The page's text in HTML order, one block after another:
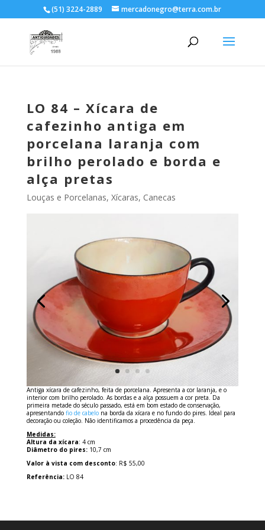
(51) 3224-2889 mercadonegro@terra.com.br
LO 84 – Xícara de
cafezinho antiga em
porcelana laranja com
brilho perolado e borda e
alça pretas
Louças e Porcelanas, Xícaras, Canecas
Antiga xícara de cafezinho, feita de porcelana. Apresenta a cor laranja, e o
interior com brilho perolado. As bordas e a alça possuem a cor preta. Da
primeira metade do século passado, está em bom estado de conservação,
apresentando fio de cabelona borda da xícara e no fundo do pires. Ideal para
decoração ou coleção. Não identificamos a procedência da peça.
Medidas:
Altura da xícara: 4 cm
Diâmetro do pires:10,7 cm
Valor à vista com desconto: R$ 55,00
Referência: LO 84